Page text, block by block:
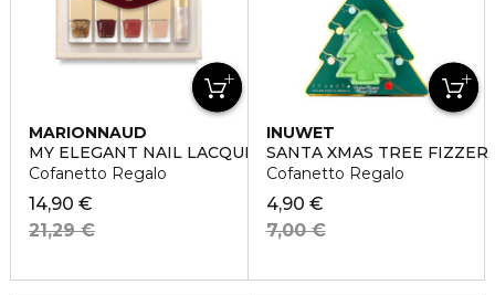
MARIONNAUD
MY ELEGANT NAIL LACQUER POUCH
Cofanetto Regalo
14,90 €
21,29 €
INUWET
SANTA XMAS TREE FIZZER
Cofanetto Regalo
4,90 €
7,00 €